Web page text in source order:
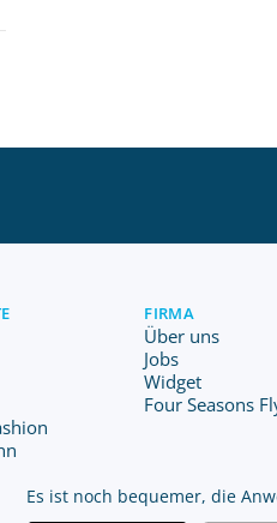
FIRMA
Über uns
Jobs
Widget
Four Seasons
Es ist noch bequemer, die